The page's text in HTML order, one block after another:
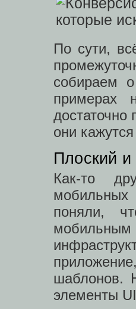
По сути,
собираем
примерах
достаточно
они
Плоский
Как-то
поняли,
шаблонов.
элементы